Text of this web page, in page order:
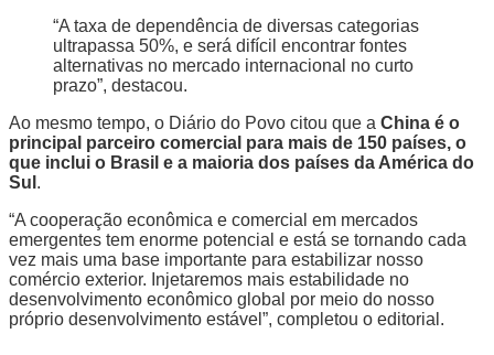
“A taxa de dependência de diversas categorias
ultrapassa 50%, e será difícil encontrar fontes
alternativas no mercado internacional no curto
prazo”, destacou.
Ao mesmo tempo, o Diário do Povo citou que a China é o
principal parceiro comercial para mais de 150 países, o
que inclui o Brasil e a maioria dos países da América do
Sul .
“A cooperação econômica e comercial em mercados
emergentes tem enorme potencial e está se tornando cada
vez mais uma base importante para estabilizar nosso
comércio exterior. Injetaremos mais estabilidade no
desenvolvimento econômico global por meio do nosso
próprio desenvolvimento estável”, completou o editorial.